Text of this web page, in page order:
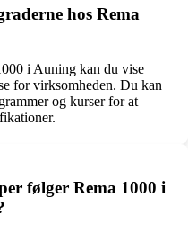
hos Rema
i Auning kan du vise
for virksomheden. Du kan
og kurser for at
følger Rema 1000 i